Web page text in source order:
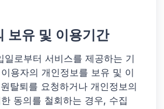
보유 및 이용기간
일로부터 서비스를 제공하는 기
용자의 개인정보를 보유 및 이
탈퇴를 요청하거나 개인정보의
동의를 철회하는 경우, 수집